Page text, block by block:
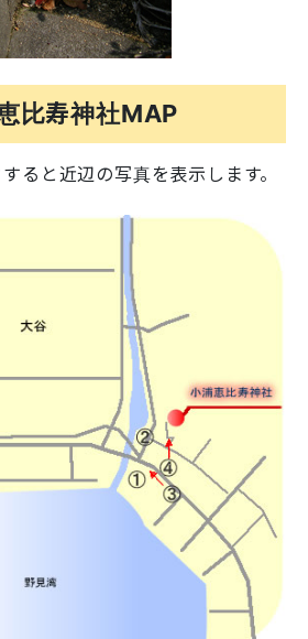
比寿神社MAP
と近辺の写真を表示します。